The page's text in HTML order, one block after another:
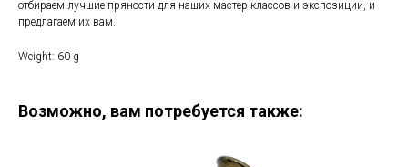
отбираем лучшие пряности для наших мастер-классов и экспозиции, и
предлагаем их вам.
Weight: 60 g
Возможно, вам потребуется также: